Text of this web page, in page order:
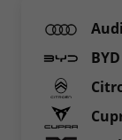
Audi
BYD